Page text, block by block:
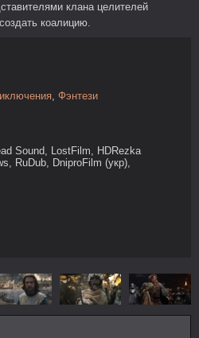
клана целителей
коалицию.
, Фэнтези
Sound, LostFilm, HDRezka
RuDub, DniproFilm (укр),